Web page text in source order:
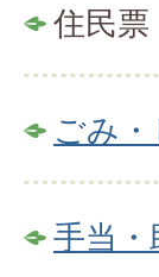
住民票
ごみ
手当・